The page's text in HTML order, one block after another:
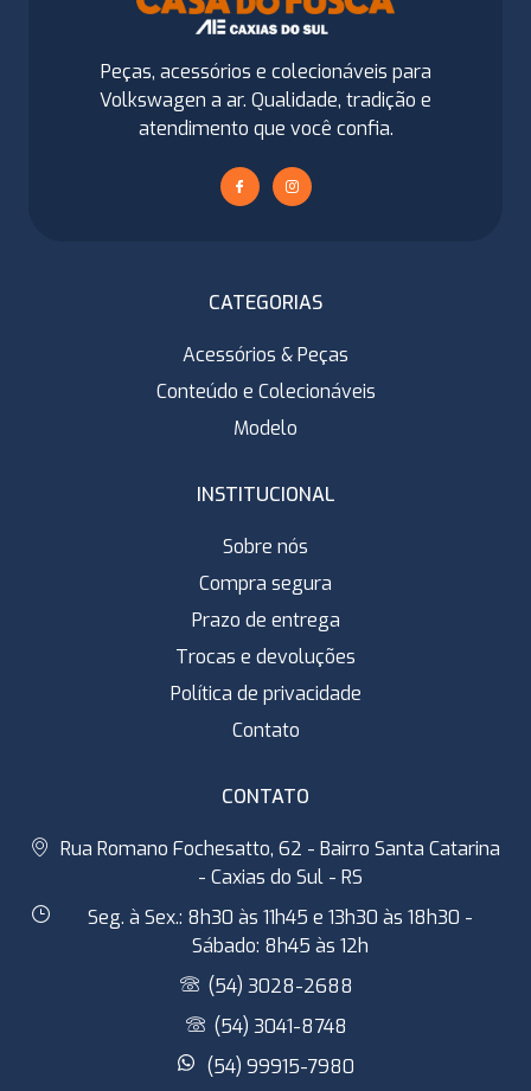
Peças, acessórios e colecionáveis para
Volkswagen a ar. Qualidade, tradição e
atendimento que você confia.
CATEGORIAS
Acessórios & Peças
Conteúdo e Colecionáveis
Modelo
INSTITUCIONAL
Sobre nós
Compra segura
Prazo de entrega
Trocas e devoluções
Política de privacidade
Contato
CONTATO
Rua Romano Fochesatto, 62 - Bairro Santa Catarina
- Caxias do Sul - RS
Seg. à Sex.: 8h30 às 11h45 e 13h30 às 18h30 -
Sábado: 8h45 às 12h
(54) 3028-2688
(54) 3041-8748
(54) 99915-7980